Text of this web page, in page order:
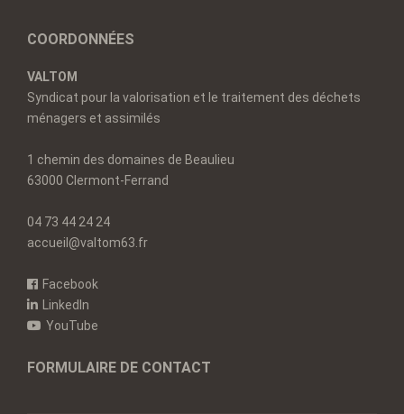
COORDONNÉES
VALTOM
Syndicat pour la valorisation et le traitement des déchets
ménagers et assimilés
1 chemin des domaines de Beaulieu
63000 Clermont-Ferrand
04 73 44 24 24
accueil@valtom63.fr
Facebook
LinkedIn
YouTube
FORMULAIRE DE CONTACT